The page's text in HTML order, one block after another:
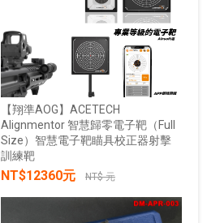
【翔準AOG】ACETECH
Alignmentor 智慧歸零電子靶（Full
Size）智慧電子靶瞄具校正器射擊
訓練靶
NT$12360元 NT$ 元